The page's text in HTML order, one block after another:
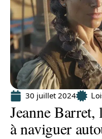
30 juillet 2024
Jeanne
à naviguer